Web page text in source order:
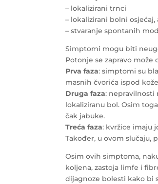
– lokalizirani trnci
– lokalizirani bolni
– stvaranje spontanih
Simptomi mogu biti
Potonje se zapravo
Prva faza: simptomi su
masnih čvorića ispod
Druga faza: nepravilnosti
lokaliziranu bol. Osim
čak jabuke.
Treća faza: kvržice imaju
Također, u ovom slučaju,
Osim ovih simptoma,
koljena, zastoja limfe i
dijagnoze bolesti kako bi